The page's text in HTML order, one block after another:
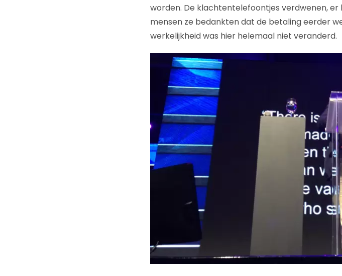
worden. De klachtentelefoontjes verdwenen,
mensen ze bedankten dat de betaling eerder
werkelijkheid was hier helemaal niet veranderd.